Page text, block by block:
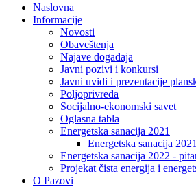
Naslovna
Informacije
Novosti
Obaveštenja
Najave događaja
Javni pozivi i konkursi
Javni uvidi i prezentacije
Poljoprivreda
Socijalno-ekonomski savet
Oglasna tabla
Energetska sanacija 2021
Energetska sanacija
Energetska sanacija 2022 -
Projekat čista energija i
O Pazovi